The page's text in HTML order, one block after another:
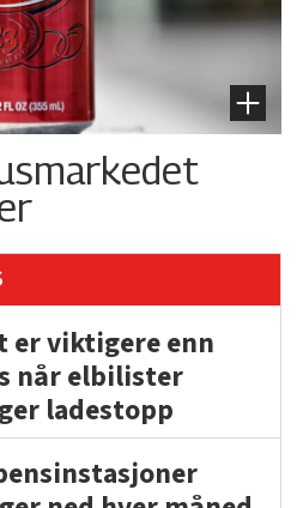
er viktigere enn
når elbilister
ladestopp